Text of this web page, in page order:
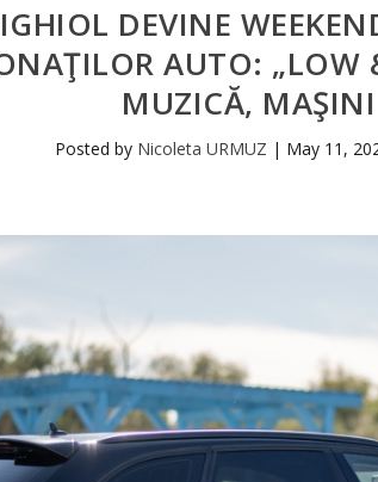
DEVINE
AUTO:
MUZICĂ,
Posted by Nicoleta URMUZ | May 11,